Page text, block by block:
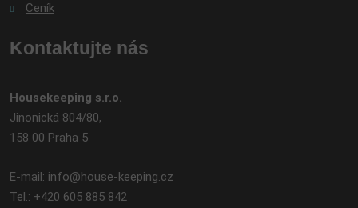
Ceník
Kontaktujte nás
Housekeeping s.r.o.
Jinonická 804/80,
158 00 Praha 5
E-mail: info@house-keeping.cz
Tel.: +420 605 885 842